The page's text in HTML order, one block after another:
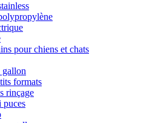
pour chiens et chats
gallon
formats
rinçage
puces